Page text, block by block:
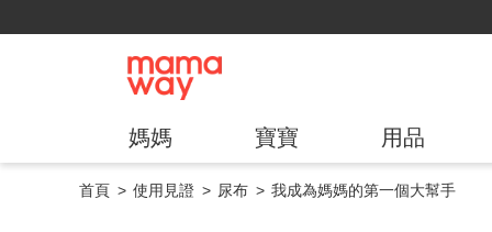
媽媽 寶寶 用品
首頁 使用見證 尿布 我成為媽媽的第一個大幫手